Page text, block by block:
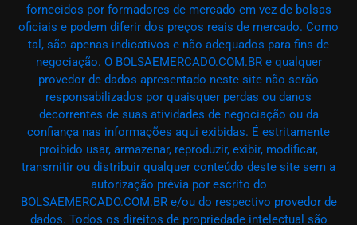
fornecidos por formadores de mercado em vez de bolsas
oficiais e podem diferir dos preços reais de mercado. Como
tal, são apenas indicativos e não adequados para fins de
negociação. O BOLSAEMERCADO.COM.BR e qualquer
provedor de dados apresentado neste site não serão
responsabilizados por quaisquer perdas ou danos
decorrentes de suas atividades de negociação ou da
confiança nas informações aqui exibidas. É estritamente
proibido usar, armazenar, reproduzir, exibir, modificar,
transmitir ou distribuir qualquer conteúdo deste site sem a
autorização prévia por escrito do
BOLSAEMERCADO.COM.BR e/ou do respectivo provedor de
dados. Todos os direitos de propriedade intelectual são